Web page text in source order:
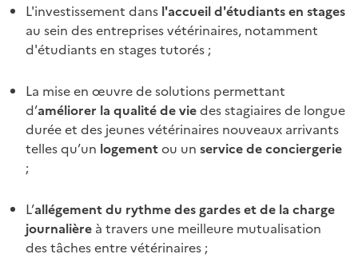
L'investissement dans l'accueil d'étudiants en stages
au sein des entreprises vétérinaires, notamment
d'étudiants en stages tutorés ;
La mise en œuvre de solutions permettant
d’améliorer la qualité de viedes stagiaires de longue
durée et des jeunes vétérinaires nouveaux arrivants
telles qu’un logementou un service de conciergerie
;
L’allégement du rythme des gardes et de la charge
journalière à travers une meilleure mutualisation
des tâches entre vétérinaires ;